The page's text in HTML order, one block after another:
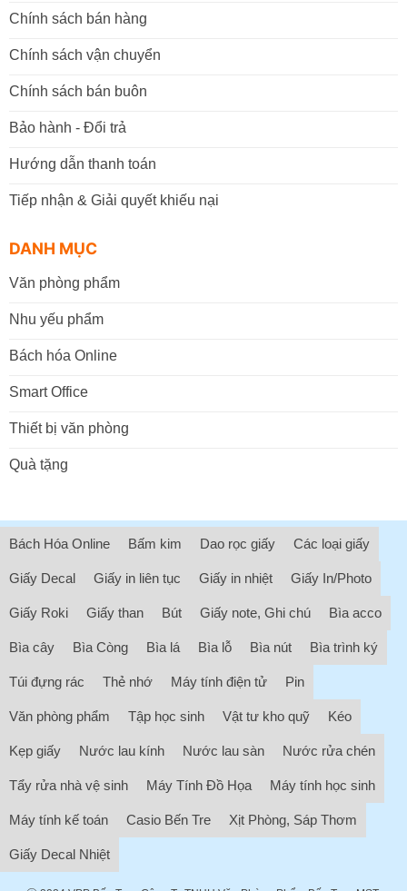
Chính sách bán hàng
Chính sách vận chuyển
Chính sách bán buôn
Bảo hành - Đổi trả
Hướng dẫn thanh toán
Tiếp nhận & Giải quyết khiếu nại
DANH MỤC
Văn phòng phẩm
Nhu yếu phẩm
Bách hóa Online
Smart Office
Thiết bị văn phòng
Quà tặng
Bách Hóa Online Bấm kim Dao rọc giấy Các loại giấy
Giấy Decal Giấy in liên tục Giấy in nhiệt Giấy In/Photo
Giấy Roki Giấy than Bút Giấy note, Ghi chú Bìa acco
Bìa cây Bìa Còng Bìa lá Bìa lỗ Bìa nút Bìa trình ký
Túi đựng rác Thẻ nhớ Máy tính điện tử Pin
Văn phòng phẩm Tập học sinh Vật tư kho quỹ Kéo
Kẹp giấy Nước lau kính Nước lau sàn Nước rửa chén
Tẩy rửa nhà vệ sinh Máy Tính Đồ Họa Máy tính học sinh
Máy tính kế toán Casio Bến Tre Xịt Phòng, Sáp Thơm
Giấy Decal Nhiệt